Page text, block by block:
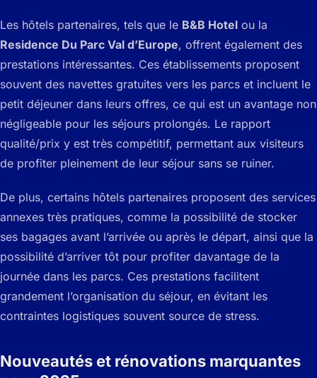
Les hôtels partenaires, tels que le B&B Hotel ou la
Residence Du Parc Val d’Europe, offrent également des
prestations intéressantes. Ces établissements proposent
souvent des navettes gratuites vers les parcs et incluent le
petit déjeuner dans leurs offres, ce qui est un avantage non
négligeable pour les séjours prolongés. Le rapport
qualité/prix y est très compétitif, permettant aux visiteurs
de profiter pleinement de leur séjour sans se ruiner.
De plus, certains hôtels partenaires proposent des services
annexes très pratiques, comme la possibilité de stocker
ses bagages avant l’arrivée ou après le départ, ainsi que la
possibilité d’arriver tôt pour profiter davantage de la
journée dans les parcs. Ces prestations facilitent
grandement l’organisation du séjour, en évitant les
contraintes logistiques souvent source de stress.
Nouveautés et rénovations marquantes